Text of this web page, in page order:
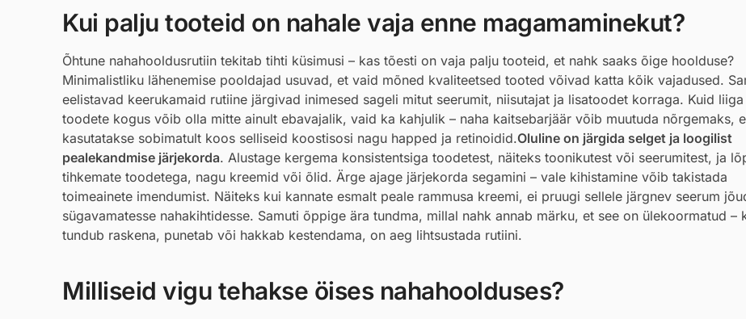
Kui palju tooteid on nahale vaja enne magamaminekut?
Õhtune nahahooldusrutiin tekitab tihti küsimusi – kas tõesti on vaja palju tooteid, et nahk saaks õige hoolduse?
Minimalistliku lähenemise pooldajad usuvad, et vaid mõned kvaliteetsed tooted võivad katta kõik vajadused.
eelistavad keerukamaid rutiine järgivad inimesed sageli mitut seerumit, niisutajat ja lisatoodet korraga. Kuid
toodete kogus võib olla mitte ainult ebavajalik, vaid ka kahjulik – naha kaitsebarjäär võib muutuda nõrgemaks,
kasutatakse sobimatult koos selliseid koostisosi nagu happed ja retinoidid.Oluline on järgida selget ja loogilist
pealekandmise järjekorda. Alustage kergema konsistentsiga toodetest, näiteks toonikutest või seerumitest, ja
tihkemate toodetega, nagu kreemid või õlid. Ärge ajage järjekorda segamini – vale kihistamine võib takistada
toimeainete imendumist. Näiteks kui kannate esmalt peale rammusa kreemi, ei pruugi sellele järgnev seerum
sügavamatesse nahakihtidesse. Samuti õppige ära tundma, millal nahk annab märku, et see on ülekoormatud –
tundub raskena, punetab või hakkab kestendama, on aeg lihtsustada rutiini.
Milliseid vigu tehakse öises nahahoolduses?